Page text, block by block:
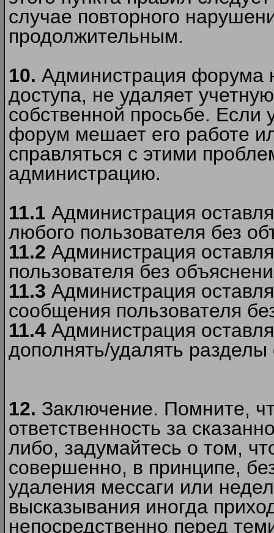
случае повторного
продолжительным.
10. Администрация форума
доступа, не удаляет
собственной просьбе. Если
форум мешает его работе
справляться с этими
администрацию.
11.1 Администрация
любого пользователя без
11.2 Администрация
пользователя без
11.3 Администрация
сообщения пользователя
11.4 Администрация
дополнять/удалять
12. Заключение. Помните,
ответственность за
либо, задумайтесь о том,
совершенно, в принципе,
удаления мессаги или
высказывания иногда
непосредственно перед